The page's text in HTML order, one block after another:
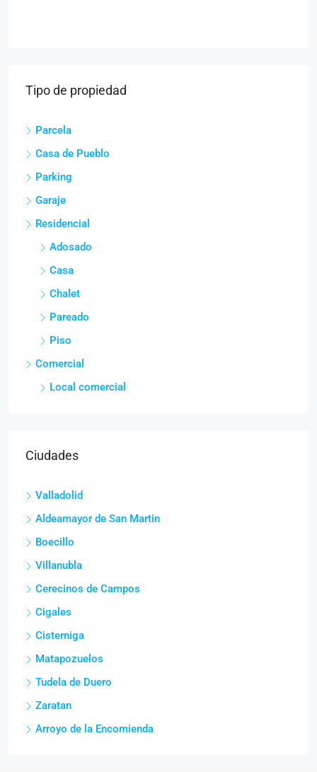
Tipo de propiedad
Parcela
Casa de Pueblo
Parking
Garaje
Residencial
Adosado
Casa
Chalet
Pareado
Piso
Comercial
Local comercial
Ciudades
Valladolid
Aldeamayor de San Martin
Boecillo
Villanubla
Cerecinos de Campos
Cigales
Cisterniga
Matapozuelos
Tudela de Duero
Zaratan
Arroyo de la Encomienda